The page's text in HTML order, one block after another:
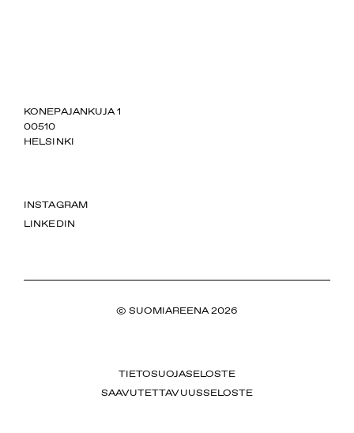
SUOMIAREENA
KONEPAJANKUJA 1
00510
HELSINKI
INSTAGRAM
LINKEDIN
© SUOMIAREENA 2026
TIETOSUOJASELOSTE
SAAVUTETTAVUUSSELOSTE